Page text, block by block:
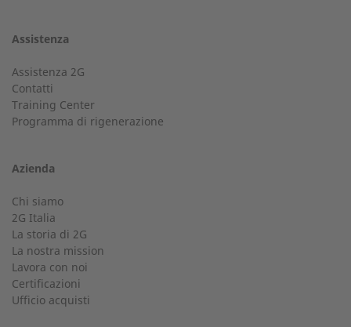
Email
Servizio Clienti
Il tuo referente per ogni informazione.
Sedi e Partner 2G
Assistenza
Assistenza 2G
Contatti
Training Center
Programma di rigenerazione
Azienda
Chi siamo
2G Italia
La storia di 2G
La nostra mission
Lavora con noi
Certificazioni
Ufficio acquisti